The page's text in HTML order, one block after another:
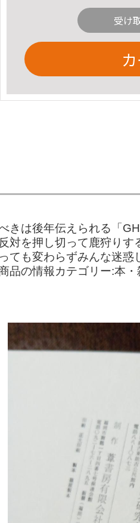
受け
は後年伝えられる「
を押し切って鹿狩り
も変わらずみんな迷
の情報カテゴリー:本